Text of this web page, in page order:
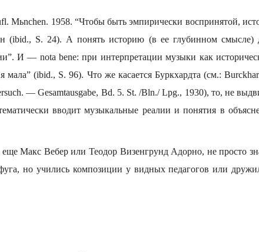
Mьnchen. 1958. “Чтобы быть эмпирически воспринятой,
(ibid., S. 24). А понять историю (в ее глубинном смысле)
И — nota bene: при интерпретации музыки как
мала” (ibid., S. 96). Что же касается Буркхардта (см.:
— Gesamtausgabe, Bd. 5. St. /Bln./ Lpg., 1930), то, не
вводит музыкальные реалии и понятия в
Макс Вебер или Теодор Визенгрунд Адорно, не просто
но учились композиции у видных педагогов или